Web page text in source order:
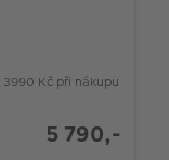
3990 Kč při nákupu
5 790,-